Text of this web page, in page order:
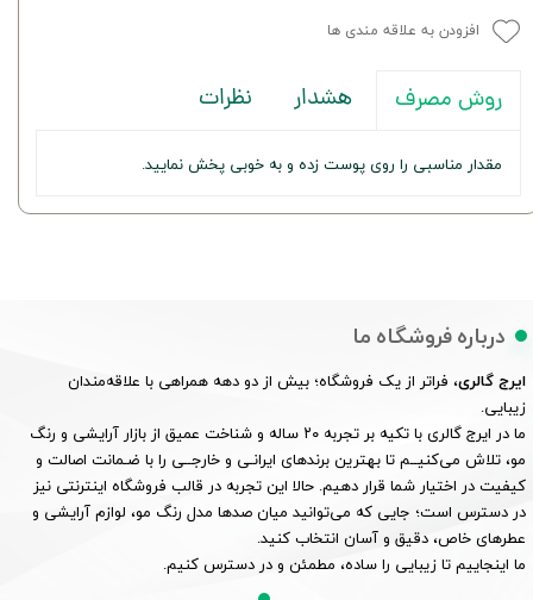
افزودن به علاقه مندی ها
روش مصرف هشدار نظرات
مقدار مناسبی را روی پوست زده و به خوبی پخش نمایید.
درباره فروشگاه ما
ایرج گالری، فراتر از یک فروشگاه؛ بیش از دو دهه همراهی با علاقه‌مندان
زیبایی.
ما در ایرج گالری با تکیه بر تجربه ۲۰ ساله و شناخت عمیق از بازار آرایشی و رنگ
مو، تلاش می‌کنیــم تا بهترین برندهای ایرانـی و خارجــی را با ضـمانت اصالت و
کیفیت در اختیار شما قرار دهیم. حالا این تجربه در قالب فروشگاه اینترنتی نیز
در دسترس است؛ جایی که می‌توانید میان صدها مدل رنگ مو، لوازم آرایشی و
عطرهای خاص، دقیق و آسان انتخاب کنید.
ما اینجاییم تا زیبایی را ساده، مطمئن و در دسترس کنیم.